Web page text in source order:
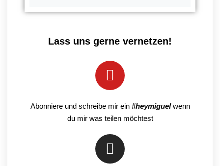
Lass uns gerne vernetzen!
Abonniere und schreibe mir ein #heymiguelwenn
du mir was teilen möchtest